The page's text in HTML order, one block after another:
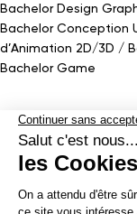
Bachelor Design
Bachelor Conception
d’Animation 2D/3D
Bachelor Game
Mastère
Mastères en Direction
d’intérieur&
(en alternance)
Cinéma d’Animation